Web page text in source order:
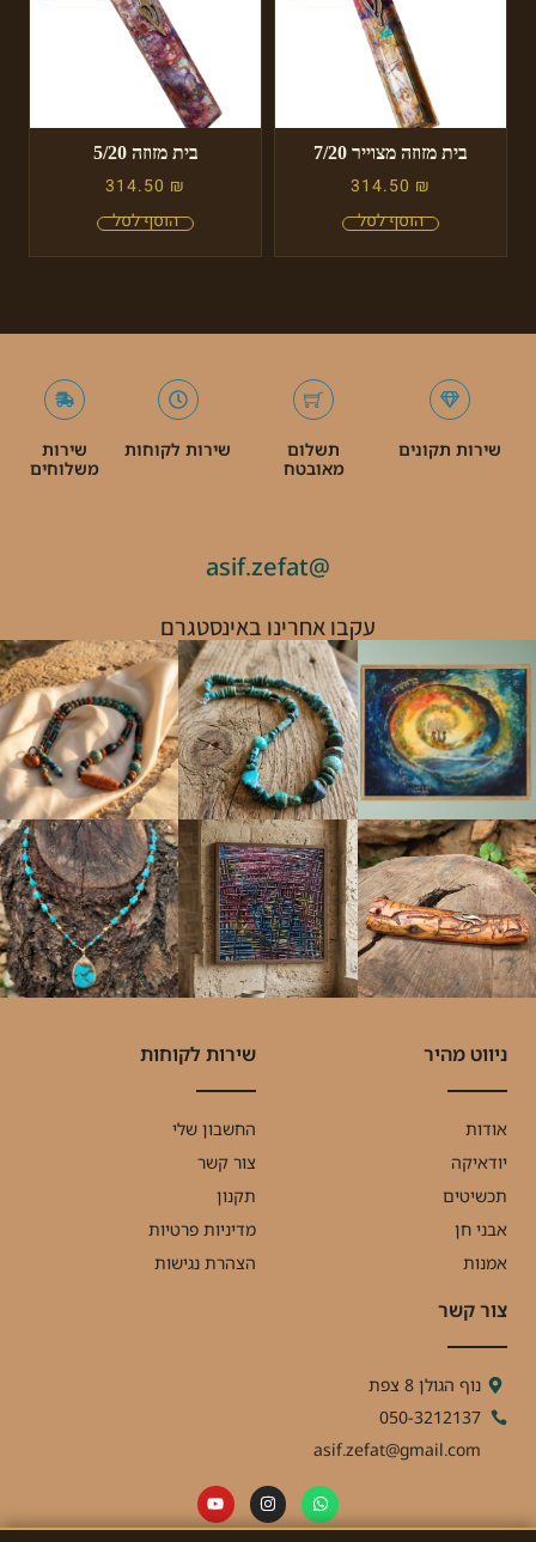
בית מזוזה מצוייר 7/20
314.50 ₪
בית מזוזה 5/20
314.50 ₪
שירות תקונים
תשלום
מאובטח
שירות לקוחות
שירות
משלוחים
@asif.zefat
עקבו אחרינו באינסטגרם
ניווט מהיר
אודות
יודאיקה
תכשיטים
אבני חן
אמנות
שירות לקוחות
החשבון שלי
צור קשר
תקנון
מדיניות פרטיות
הצהרת נגישות
צור קשר
נוף הגולן 8 צפת
050-3212137
asif.zefat@gmail.com